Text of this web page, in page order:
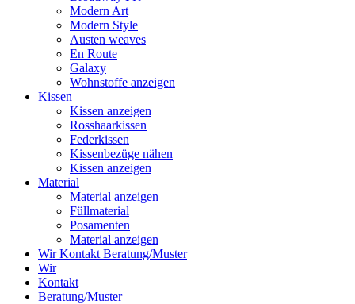
Modern Art
Modern Style
Austen weaves
En Route
Galaxy
Wohnstoffe anzeigen
Kissen
Kissen anzeigen
Rosshaarkissen
Federkissen
Kissenbezüge nähen
Kissen anzeigen
Material
Material anzeigen
Füllmaterial
Posamenten
Material anzeigen
WirKontakt Beratung/Muster
Wir
Kontakt
Beratung/Muster